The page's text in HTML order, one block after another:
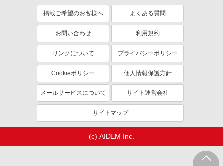
株式会社HarvestBizCareer つくば本社/hbc-jm02
卵製品製造・検査・梱包作業♪
給与支払い例 時給1120円×7.5h×22日＝18万
4800円以上可能！
茨城県守谷市松並
キープ 詳細を見る
掲載ご希望のお客様へ よくある質問
お問い合わせ 利用規約
リンクについて プライバシーポリシー
Cookieポリシー 個人情報保護方針
メールサービスについて サイト運営会社
サイトマップ
(c) AIDEM Inc.